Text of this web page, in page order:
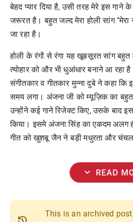
बेहद प्यार दिया है, उसी तरह मेरे इस गाने
जरूरत है। बहुत जल्द मेरा होली सांग "मेरा
जा रहा है।
होली के रंगों से रंगा यह खूबसूरत सांग बहुत
त्योहार को और भी धुआंधार बनाने आ रहा
संगीतकार व गीतकार मुन्ना दुबे ने कहा कि
समय लगा। अंजना जी को म्यूज़िक का
उन्होंने कई गाने रिजेक्ट किए, उसके बाद
किया। इसमे अंजना सिंह का एकदम अलग
गीत को खुशबू जैन ने बड़ी मधुरता और
expand_more READ
This is an archived